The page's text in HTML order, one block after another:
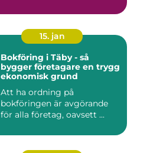
15. jan
Bokföring i Täby - så
bygger företagare en trygg
ekonomisk grund
Att ha ordning på
bokföringen är avgörande
för alla företag, oavsett ...